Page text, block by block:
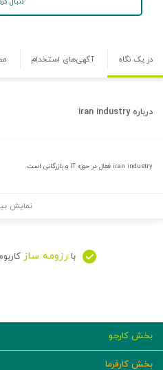
دنبال
در یک نگاه آگهی‌های استخدام
درباره iran industry
iran industry فعال در حوزه IT و بازرگانی است.
نمایش
با رزومه ساز
بخش کارجو
بخش کارفرما